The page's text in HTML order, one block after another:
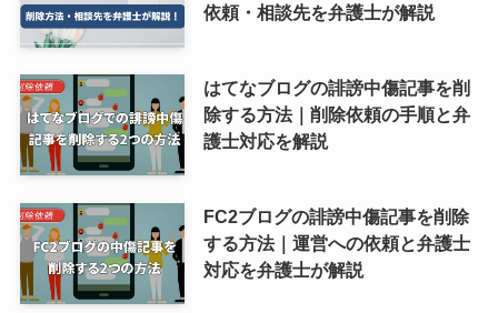
依頼・相談先を弁護士が解説
はてなブログの誹謗中傷記事を削
除する方法｜削除依頼の手順と弁
護士対応を解説
FC2ブログの誹謗中傷記事を削除
する方法｜運営への依頼と弁護士
対応を弁護士が解説